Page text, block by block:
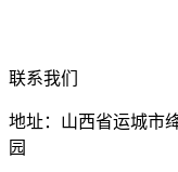
联系我们
地址：山西省运城市
园